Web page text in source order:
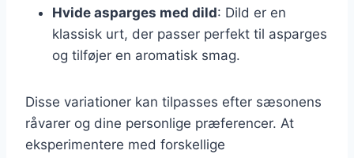
Hvide asparges med dild: Dild er en
klassisk urt, der passer perfekt til asparges
og tilføjer en aromatisk smag.
Disse variationer kan tilpasses efter sæsonens
råvarer og dine personlige præferencer. At
eksperimentere med forskellige